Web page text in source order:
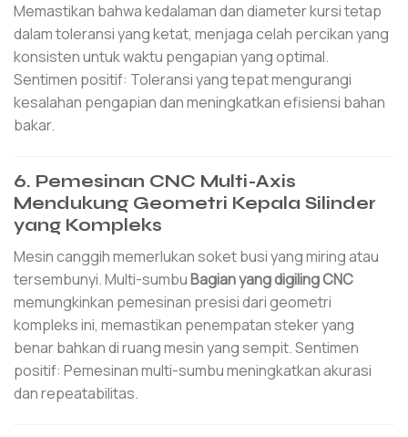
Memastikan bahwa kedalaman dan diameter kursi tetap
dalam toleransi yang ketat, menjaga celah percikan yang
konsisten untuk waktu pengapian yang optimal.
Sentimen positif: Toleransi yang tepat mengurangi
kesalahan pengapian dan meningkatkan efisiensi bahan
bakar.
6. Pemesinan CNC Multi-Axis
Mendukung Geometri Kepala Silinder
yang Kompleks
Mesin canggih memerlukan soket busi yang miring atau
tersembunyi. Multi-sumbuBagian yang digiling CNC
memungkinkan pemesinan presisi dari geometri
kompleks ini, memastikan penempatan steker yang
benar bahkan di ruang mesin yang sempit. Sentimen
positif: Pemesinan multi-sumbu meningkatkan akurasi
dan repeatabilitas.